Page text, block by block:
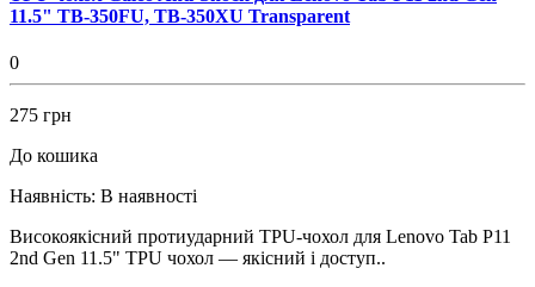
11.5" TB-350FU, TB-350XU Transparent
0
275 грн
До кошика
Наявність: В наявності
Високоякісний протиударний TPU-чохол для Lenovo Tab P11
2nd Gen 11.5" TPU чохол — якісний і доступ..